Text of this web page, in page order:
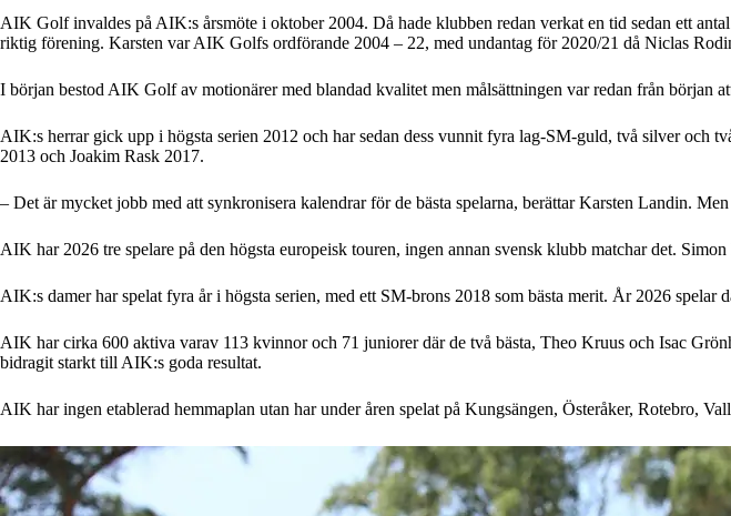
AIK Golf invaldes på AIK:s årsmöte i oktober 2004. Då hade klubben redan verkat en tid sedan ett
riktig förening. Karsten var AIK Golfs ordförande 2004 – 22, med undantag för 2020/21 då Niclas
I början bestod AIK Golf av motionärer med blandad kvalitet men målsättningen var redan från början
AIK:s herrar gick upp i högsta serien 2012 och har sedan dess vunnit fyra lag-SM-guld, två silver och
2013 och Joakim Rask 2017.
– Det är mycket jobb med att synkronisera kalendrar för de bästa spelarna, berättar Karsten Landin.
AIK har 2026 tre spelare på den högsta europeisk touren, ingen annan svensk klubb matchar det.
AIK:s damer har spelat fyra år i högsta serien, med ett SM-brons 2018 som bästa merit. År 2026 spelar
AIK har cirka 600 aktiva varav 113 kvinnor och 71 juniorer där de två bästa, Theo Kruus och Isac
bidragit starkt till AIK:s goda resultat.
AIK har ingen etablerad hemmaplan utan har under åren spelat på Kungsängen, Österåker, Rotebro,